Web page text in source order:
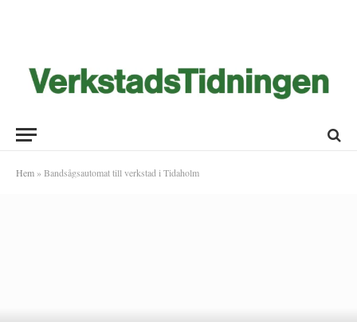
Hem » Bandsågsautomat till verkstad i Tidaholm